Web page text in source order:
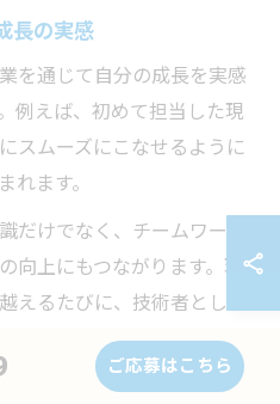
長の実感
を通じて自分の成長を実感
例えば、初めて担当した現
スムーズにこなせるように
れます。
だけでなく、チームワーク
向上にもつながります。現
えるたびに、技術者として
アアップにも役立つ貴重な
ご応募はこちら